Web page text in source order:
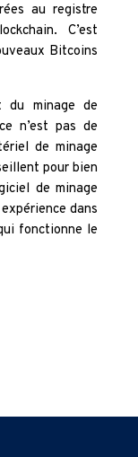
au registre
C’est
Bitcoins
du minage de
n’est pas de
de minage
pour bien
de minage
dans
fonctionne le